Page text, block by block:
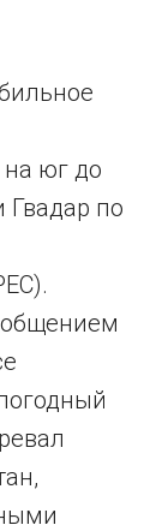
юг до
Гвадар по